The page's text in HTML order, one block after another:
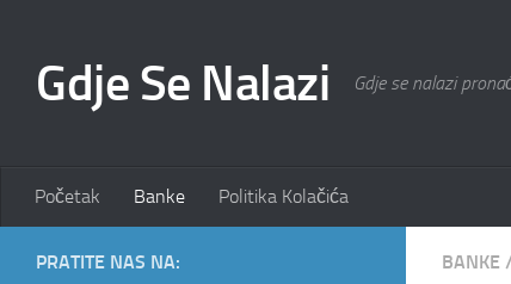
Gdje Se Nalazi Gdje se nalazi
Početak Banke Politika Kolačića
BANKE
PRATITE NAS NA: